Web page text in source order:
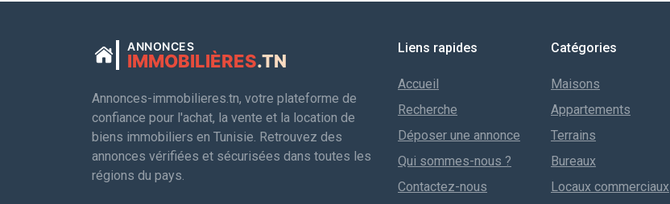
ANNONCES
IMMOBILIÈRES.TN
Annonces-immobilieres.tn, votre plateforme de
confiance pour l'achat, la vente et la location de
biens immobiliers en Tunisie. Retrouvez des
annonces vérifiées et sécurisées dans toutes les
régions du pays.
Liens rapides
Accueil
Recherche
Déposer une annonce
Qui sommes-nous ?
Contactez-nous
Catégories
Maisons
Appartements
Terrains
Bureaux
Locaux commerciaux